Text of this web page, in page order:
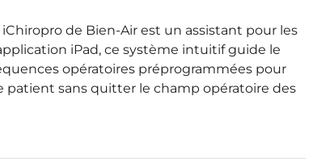
de Bien-Air est un assistant pour les
iPad, ce système intuitif guide le
opératoires préprogrammées pour
patient sans quitter le champ opératoire des